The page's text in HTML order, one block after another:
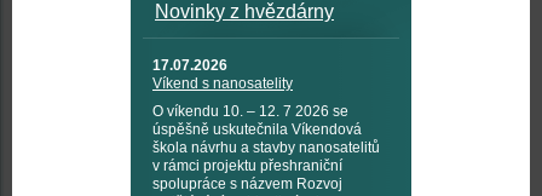
Novinky z hvězdárny
17.07.2026
Víkend s nanosatelity
O víkendu 10. – 12. 7 2026 se
úspěšně uskutečnila Víkendová
škola návrhu a stavby nanosatelitů
v rámci projektu přeshraniční
spolupráce s názvem Rozvoj